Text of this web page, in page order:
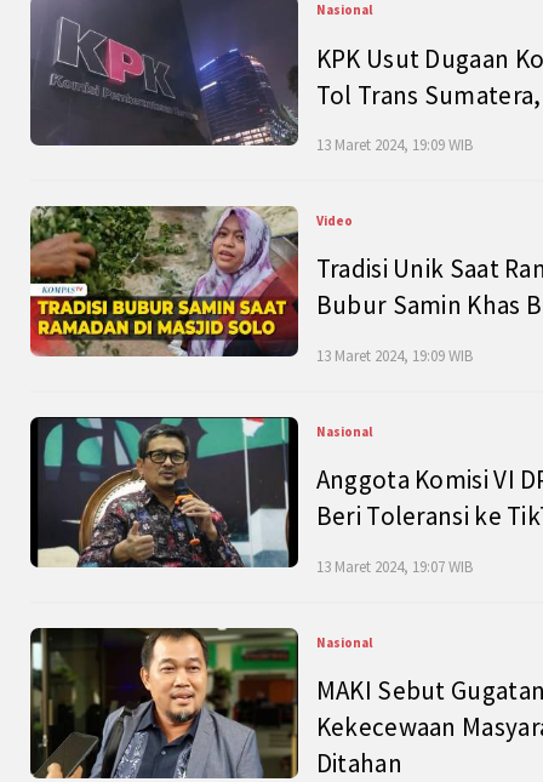
Nasional
KPK Usut Dugaan
Tol Trans
13 Maret 2024, 19:09 WIB
Video
Tradisi Unik Saat
Bubur Samin Khas
13 Maret 2024, 19:09 WIB
Nasional
Anggota Komisi VI
Beri Toleransi ke
13 Maret 2024, 19:07 WIB
Nasional
MAKI Sebut
Kekecewaan
Ditahan